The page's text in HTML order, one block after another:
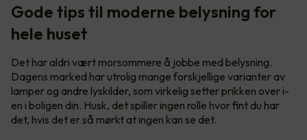
Gode tips til moderne belysning for
hele huset
Det har aldri vært morsommere å jobbe med belysning.
Dagens marked har utrolig mange forskjellige varianter av
lamper og andre lyskilder, som virkelig setter prikken over i-
en i boligen din. Husk, det spiller ingen rolle hvor fint du har
det, hvis det er så mørkt at ingen kan se det.